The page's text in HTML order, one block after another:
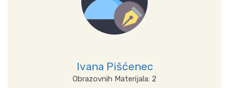
Ivana Pišćenec
Obrazovnih Materijala: 2